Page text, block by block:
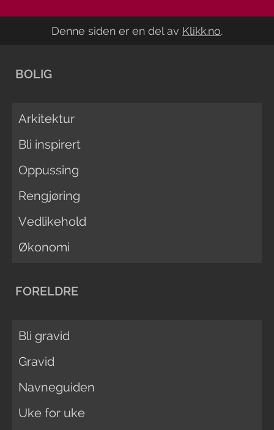
Denne siden er en del av Klikk.no.
BOLIG
Arkitektur
Bli inspirert
Oppussing
Rengjøring
Vedlikehold
Økonomi
FORELDRE
Bli gravid
Gravid
Navneguiden
Uke for uke